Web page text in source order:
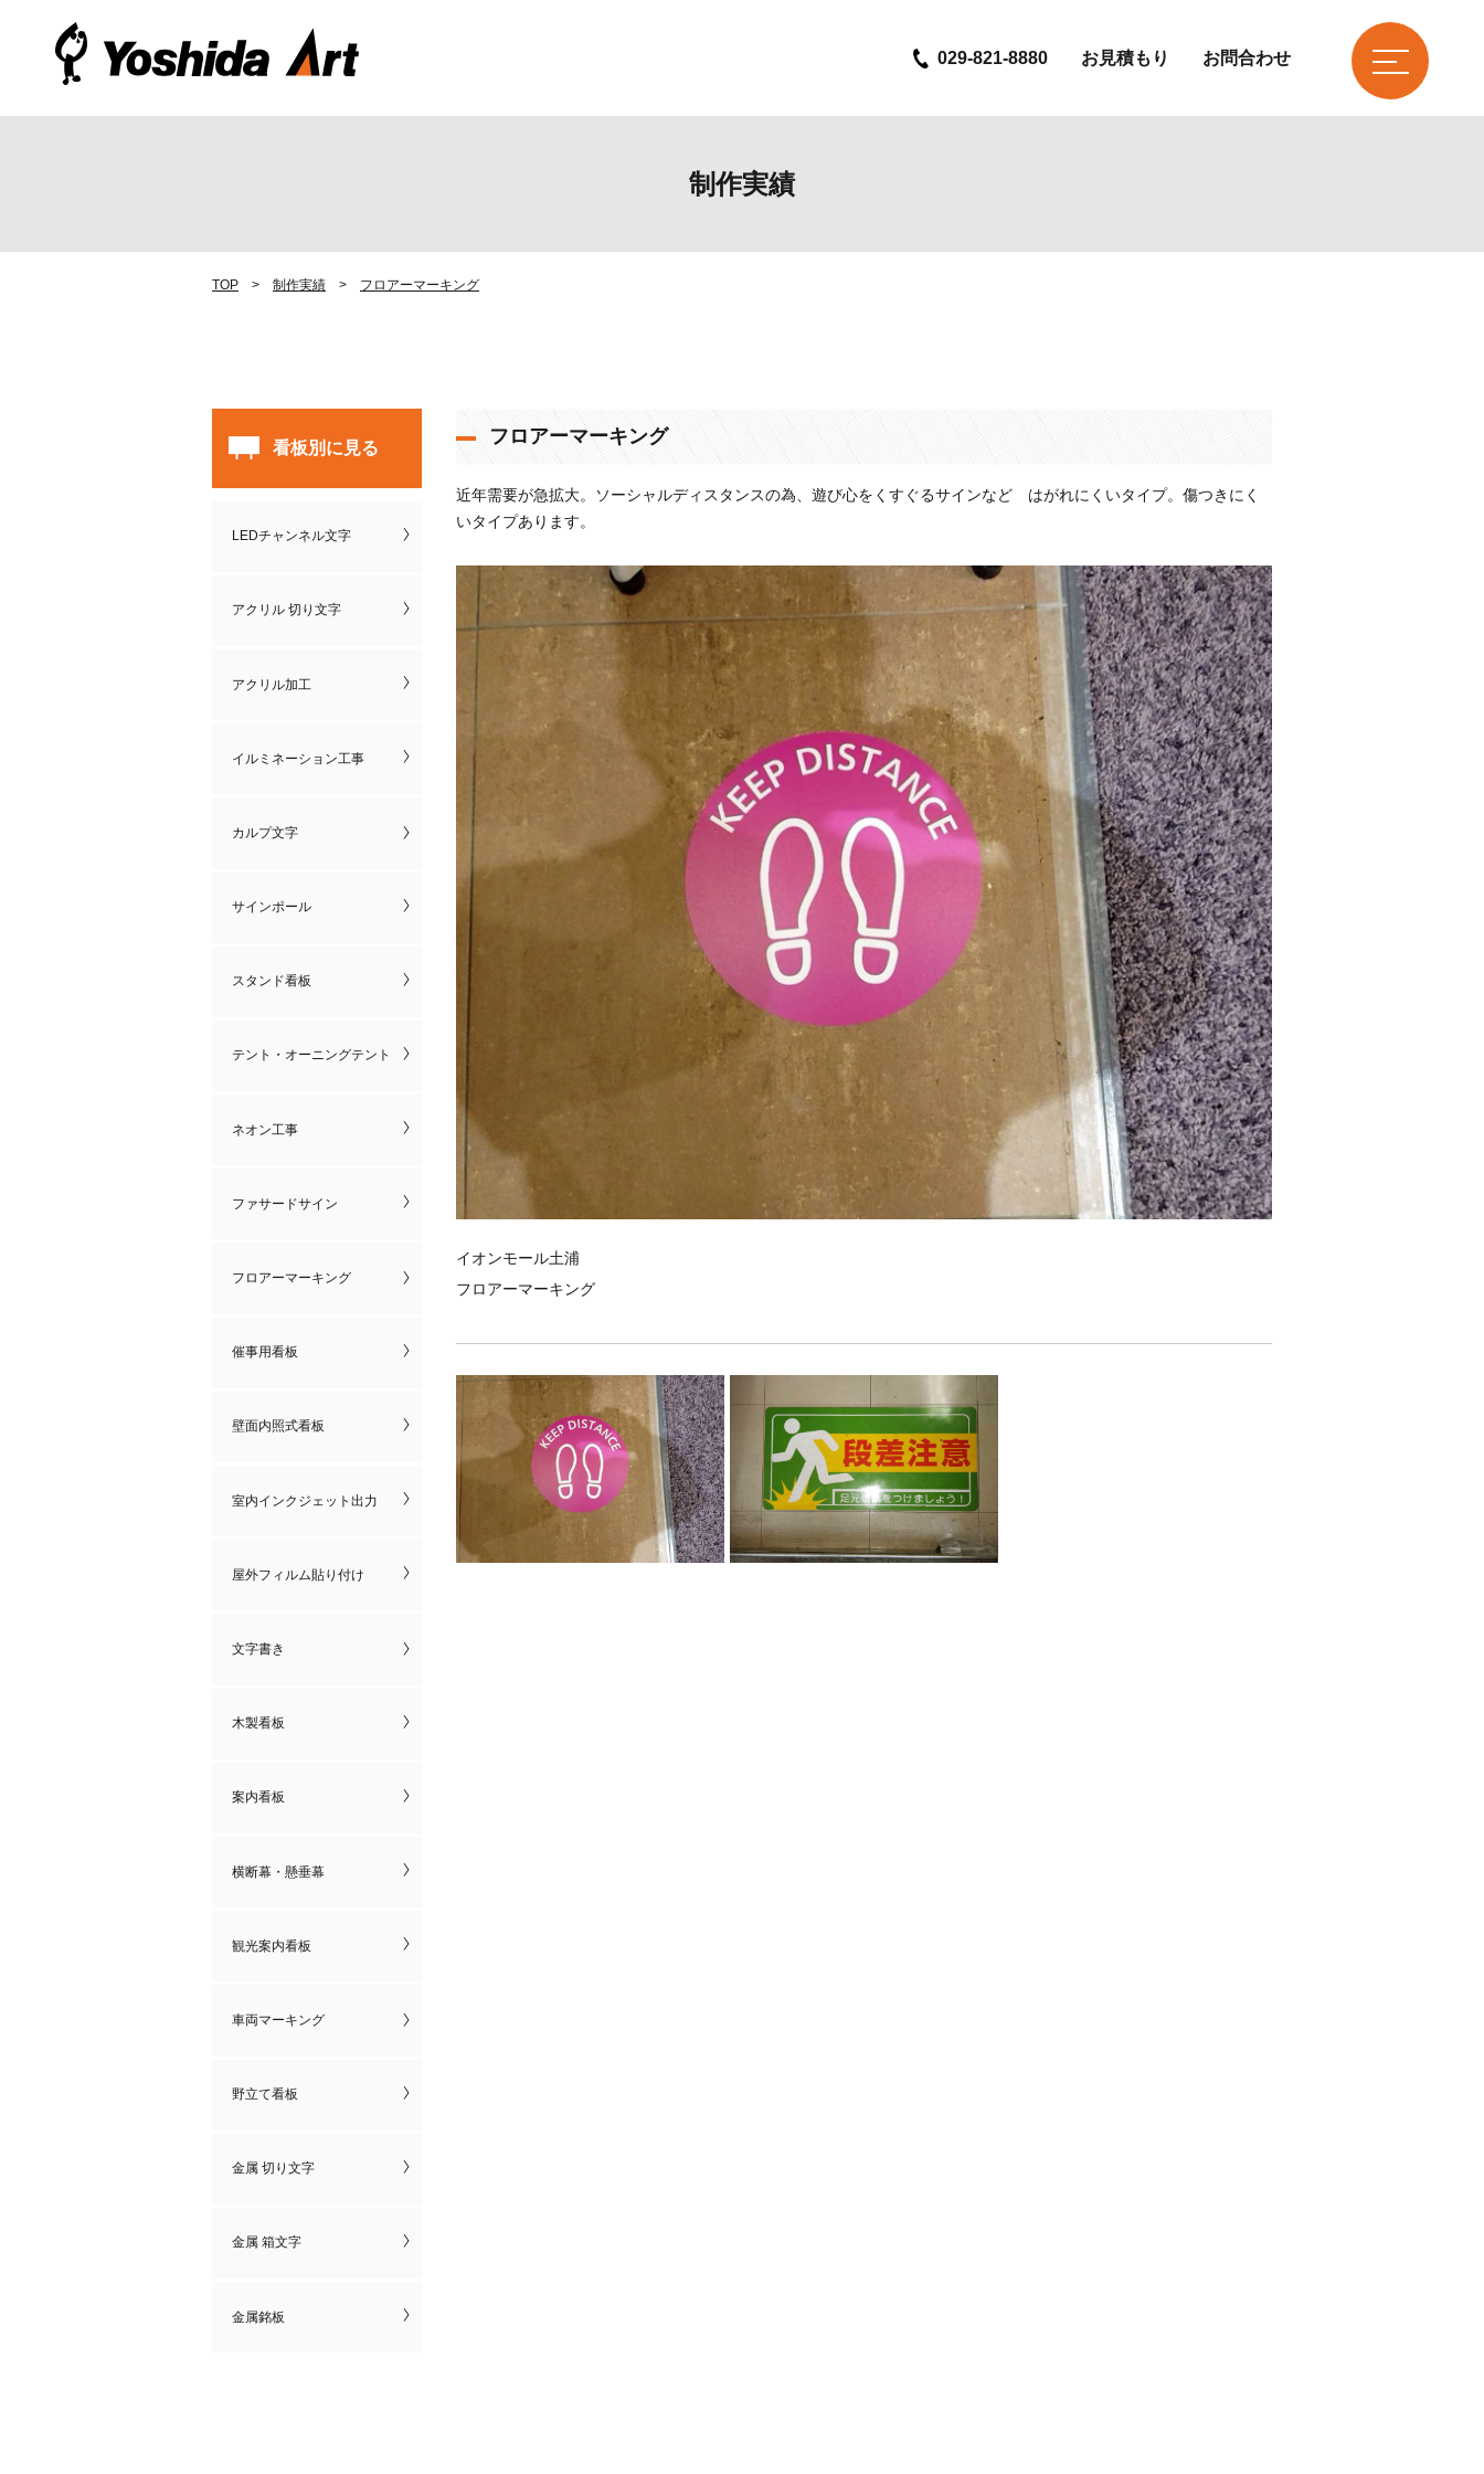
029-821-8880 お見積もり お問合わせ
制作実績
TOP 制作実績 フロアーマーキング
看板別に見る
LEDチャンネル文字
アクリル 切り文字
アクリル加工
イルミネーション工事
カルプ文字
サインポール
スタンド看板
テント・オーニングテント
ネオン工事
ファサードサイン
フロアーマーキング
催事用看板
壁面内照式看板
室内インクジェット出力
屋外フィルム貼り付け
文字書き
木製看板
案内看板
横断幕・懸垂幕
観光案内看板
車両マーキング
野立て看板
金属 切り文字
金属 箱文字
金属銘板
フロアーマーキング
近年需要が急拡大。ソーシャルディスタンスの為、遊び心をくすぐるサインなど はがれにくいタイプ。傷つきにく
いタイプあります。
イオンモール土浦
フロアーマーキング
段差注意サイン
フロアマーキング